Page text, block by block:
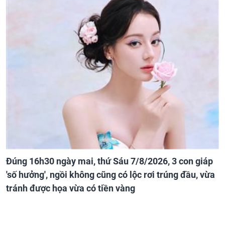
Đúng 16h30 ngày mai, thứ Sáu 7/8/2026, 3 con giáp
'số hưởng', ngồi không cũng có lộc rơi trúng đầu, vừa
tránh được họa vừa có tiền vàng